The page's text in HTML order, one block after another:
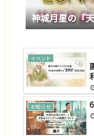
神城月星の『
イベント
お知らせ